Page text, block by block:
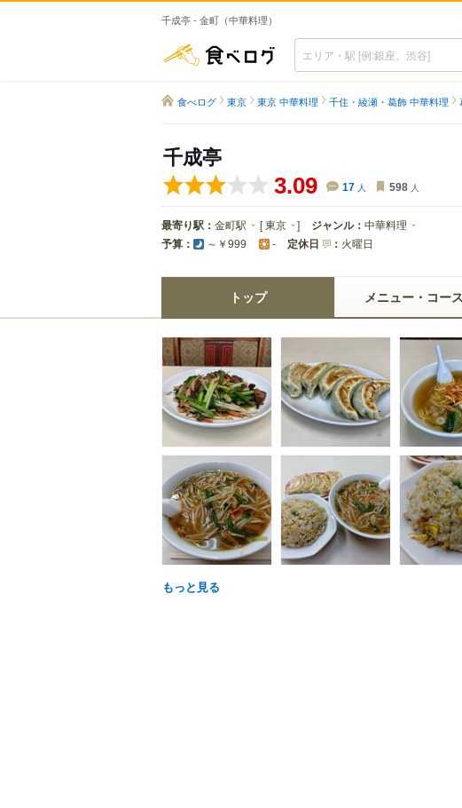
千成亭 - 金町（中華料理）
食べログ
食べログ 東京 東京 中華料理 千住・綾瀬・葛飾 中華料理
千成亭
3.09 17 人 598 人
最寄り駅： 金町駅 [東京 ] ジャンル： 中華料理
予算： ～￥999 - 定休日 ： 火曜日
トップ メニュー・コース
もっと見る